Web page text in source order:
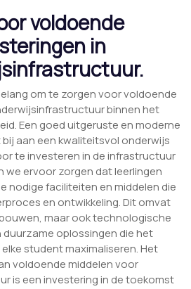
voldoende
in
om te zorgen voor voldoende
binnen het
Een goed uitgeruste en moderne
aan een kwaliteitsvol onderwijs
te investeren in de infrastructuur
we ervoor zorgen dat leerlingen
nodige faciliteiten en middelen die
en ontwikkeling. Dit omvat
maar ook technologische
oplossingen die het
student maximaliseren. Het
voldoende middelen voor
is een investering in de toekomst